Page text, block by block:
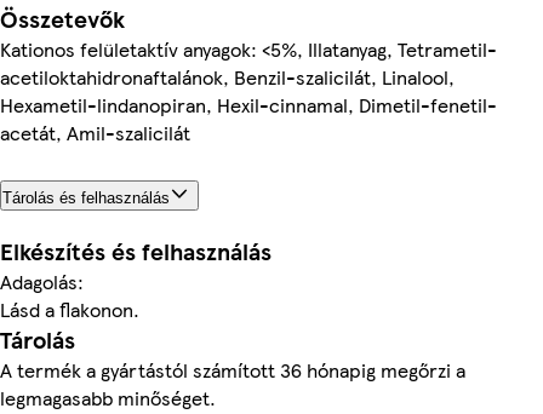
Összetevők
Kationos felületaktív anyagok: <5%, Illatanyag, Tetrametil-
acetiloktahidronaftalánok, Benzil-szalicilát, Linalool,
Hexametil-lindanopiran, Hexil-cinnamal, Dimetil-fenetil-
acetát, Amil-szalicilát
Tárolás és felhasználás
Elkészítés és felhasználás
Adagolás:
Lásd a flakonon.
Tárolás
A termék a gyártástól számított 36 hónapig megőrzi a
legmagasabb minőséget.